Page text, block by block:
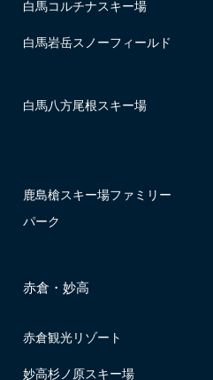
白馬コルチナスキー場
白馬岩岳スノーフィールド
白馬八方尾根スキー場
鹿島槍スキー場ファミリー
パーク
赤倉・妙高
赤倉観光リゾート
妙高杉ノ原スキー場